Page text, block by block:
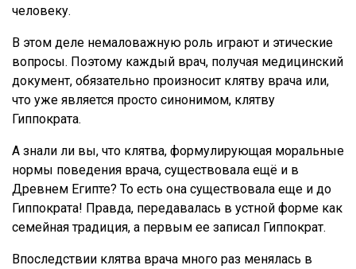
человеку.
В этом деле немаловажную роль играют и этические
вопросы. Поэтому каждый врач, получая медицинский
документ, обязательно произносит клятву врача или,
что уже является просто синонимом, клятву
Гиппократа.
А знали ли вы, что клятва, формулирующая моральные
нормы поведения врача, существовала ещё и в
Древнем Египте? То есть она существовала еще и до
Гиппократа! Правда, передавалась в устной форме как
семейная традиция, а первым ее записал Гиппократ.
Впоследствии клятва врача много раз менялась в